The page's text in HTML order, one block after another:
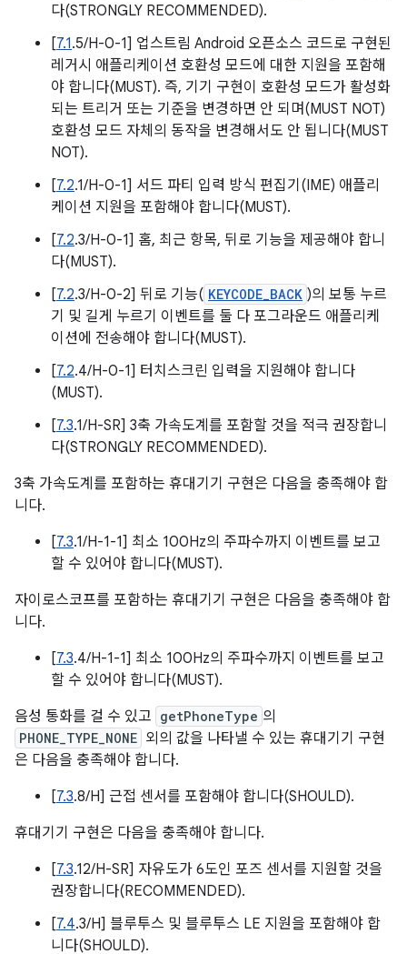
다(STRONGLY RECOMMENDED).
[7.1.5/H-0-1] 업스트림 Android 오픈소스 코드로 구현된
레거시 애플리케이션 호환성 모드에 대한 지원을 포함해
야 합니다(MUST). 즉, 기기 구현이 호환성 모드가 활성화
되는 트리거 또는 기준을 변경하면 안 되며(MUST NOT)
호환성 모드 자체의 동작을 변경해서도 안 됩니다(MUST
NOT).
[7.2.1/H-0-1] 서드 파티 입력 방식 편집기(IME) 애플리
케이션 지원을 포함해야 합니다(MUST).
[7.2.3/H-0-1] 홈, 최근 항목, 뒤로 기능을 제공해야 합니
다(MUST).
[7.2.3/H-0-2] 뒤로 기능( KEYCODE_BACK )의 보통 누르
기 및 길게 누르기 이벤트를 둘 다 포그라운드 애플리케
이션에 전송해야 합니다(MUST).
[7.2.4/H-0-1] 터치스크린 입력을 지원해야 합니다
(MUST).
[7.3.1/H-SR] 3축 가속도계를 포함할 것을 적극 권장합니
다(STRONGLY RECOMMENDED).
3축 가속도계를 포함하는 휴대기기 구현은 다음을 충족해야 합
니다.
[7.3.1/H-1-1] 최소 100Hz의 주파수까지 이벤트를 보고
할 수 있어야 합니다(MUST).
자이로스코프를 포함하는 휴대기기 구현은 다음을 충족해야 합
니다.
[7.3.4/H-1-1] 최소 100Hz의 주파수까지 이벤트를 보고
할 수 있어야 합니다(MUST).
음성 통화를 걸 수 있고 getPhoneType 의
PHONE_TYPE_NONE 외의 값을 나타낼 수 있는 휴대기기 구현
은 다음을 충족해야 합니다.
[7.3.8/H] 근접 센서를 포함해야 합니다(SHOULD).
휴대기기 구현은 다음을 충족해야 합니다.
[7.3.12/H-SR] 자유도가 6도인 포즈 센서를 지원할 것을
권장합니다(RECOMMENDED).
[7.4.3/H] 블루투스 및 블루투스 LE 지원을 포함해야 합
니다(SHOULD).